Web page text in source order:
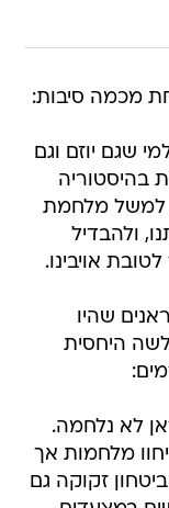
שגם יוזם וגם
בהיסטוריה
למשל מלחמת
ולהבדיל
שהיו
היחסית
הוא שמאז 1988 איראן לא נלחמה.
מלחמות אך
זקוקה גם